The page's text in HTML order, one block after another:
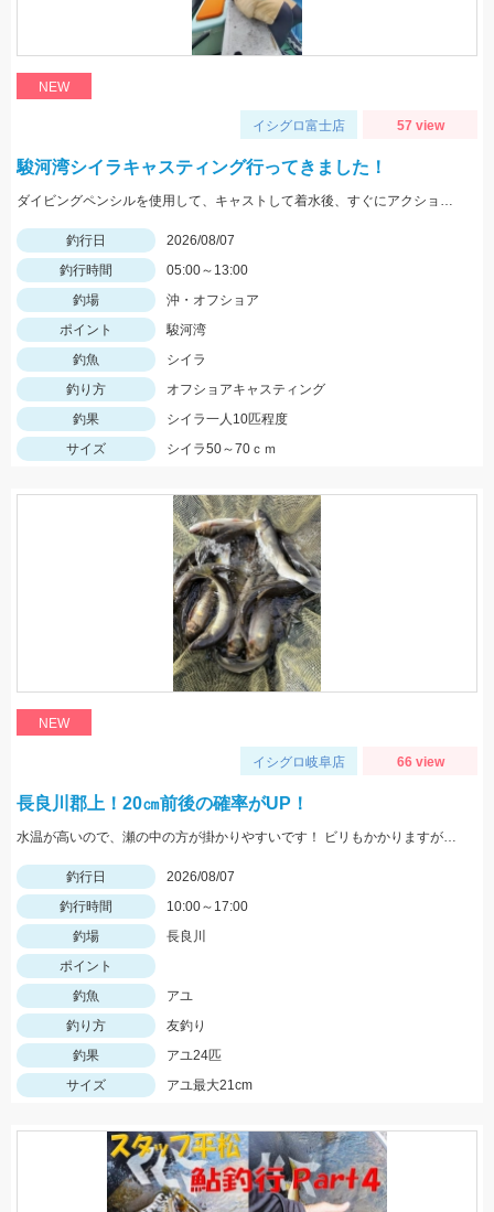
NEW
イシグロ富士店 57 view
駿河湾シイラキャスティング行ってきました！
ダイビングペンシルを使用して、キャストして着水後、すぐにアクションを始めると見切られ難く、ヒット率が上がります。
釣行日
2026/08/07
釣行時間
05:00～13:00
釣場
沖・オフショア
ポイント
駿河湾
釣魚
シイラ
釣り方
オフショアキャスティング
釣果
シイラ一人10匹程度
サイズ
シイラ50～70ｃｍ
NEW
イシグロ岐阜店 66 view
長良川郡上！20㎝前後の確率がUP！
水温が高いので、瀬の中の方が掛かりやすいです！ ビリもかかりますが、オトリになるサイズが大半なので、オトリを循環して数を伸ばしましょう！
釣行日
2026/08/07
釣行時間
10:00～17:00
釣場
長良川
ポイント
釣魚
アユ
釣り方
友釣り
釣果
アユ24匹
サイズ
アユ最大21cm